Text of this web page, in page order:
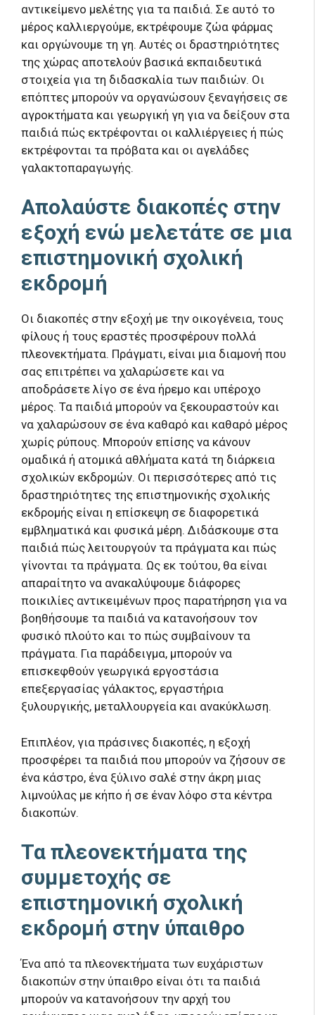
αντικείμενο μελέτης για τα παιδιά. Σε αυτό το
μέρος καλλιεργούμε, εκτρέφουμε ζώα φάρμας
και οργώνουμε τη γη. Αυτές οι δραστηριότητες
της χώρας αποτελούν βασικά εκπαιδευτικά
στοιχεία για τη διδασκαλία των παιδιών. Οι
επόπτες μπορούν να οργανώσουν ξεναγήσεις σε
αγροκτήματα και γεωργική γη για να δείξουν στα
παιδιά πώς εκτρέφονται οι καλλιέργειες ή πώς
εκτρέφονται τα πρόβατα και οι αγελάδες
γαλακτοπαραγωγής.
Απολαύστε διακοπές στην
εξοχή ενώ μελετάτε σε μια
επιστημονική σχολική
εκδρομή
Οι διακοπές στην εξοχή με την οικογένεια, τους
φίλους ή τους εραστές προσφέρουν πολλά
πλεονεκτήματα. Πράγματι, είναι μια διαμονή που
σας επιτρέπει να χαλαρώσετε και να
αποδράσετε λίγο σε ένα ήρεμο και υπέροχο
μέρος. Τα παιδιά μπορούν να ξεκουραστούν και
να χαλαρώσουν σε ένα καθαρό και καθαρό μέρος
χωρίς ρύπους. Μπορούν επίσης να κάνουν
ομαδικά ή ατομικά αθλήματα κατά τη διάρκεια
σχολικών εκδρομών. Οι περισσότερες από τις
δραστηριότητες της επιστημονικής σχολικής
εκδρομής είναι η επίσκεψη σε διαφορετικά
εμβληματικά και φυσικά μέρη. Διδάσκουμε στα
παιδιά πώς λειτουργούν τα πράγματα και πώς
γίνονται τα πράγματα. Ως εκ τούτου, θα είναι
απαραίτητο να ανακαλύψουμε διάφορες
ποικιλίες αντικειμένων προς παρατήρηση για να
βοηθήσουμε τα παιδιά να κατανοήσουν τον
φυσικό πλούτο και το πώς συμβαίνουν τα
πράγματα. Για παράδειγμα, μπορούν να
επισκεφθούν γεωργικά εργοστάσια
επεξεργασίας γάλακτος, εργαστήρια
ξυλουργικής, μεταλλουργεία και ανακύκλωση.
Επιπλέον, για πράσινες διακοπές, η εξοχή
προσφέρει τα παιδιά που μπορούν να ζήσουν σε
ένα κάστρο, ένα ξύλινο σαλέ στην άκρη μιας
λιμνούλας με κήπο ή σε έναν λόφο στα κέντρα
διακοπών.
Τα πλεονεκτήματα της
συμμετοχής σε
επιστημονική σχολική
εκδρομή στην ύπαιθρο
Ένα από τα πλεονεκτήματα των ευχάριστων
διακοπών στην ύπαιθρο είναι ότι τα παιδιά
μπορούν να κατανοήσουν την αρχή του